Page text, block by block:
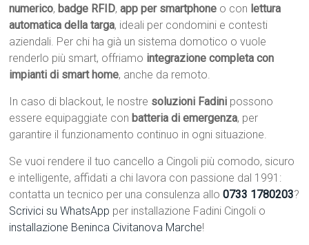
numerico, badge RFID,app per smartphone o con lettura
automatica della targa, ideali per condomini e contesti
aziendali. Per chi ha già un sistema domotico o vuole
renderlo più smart, offriamo integrazione completa con
impianti di smart home, anche da remoto.
In caso di blackout, le nostre soluzioni Fadini possono
essere equipaggiate con batteria di emergenza, per
garantire il funzionamento continuo in ogni situazione.
Se vuoi rendere il tuo cancello a Cingoli più comodo, sicuro
e intelligente, affidati a chi lavora con passione dal 1991:
contatta un tecnico per una consulenza allo0733 1780203?
Scrivici su WhatsApp per installazione Fadini Cingoli o
installazione Beninca Civitanova Marche!